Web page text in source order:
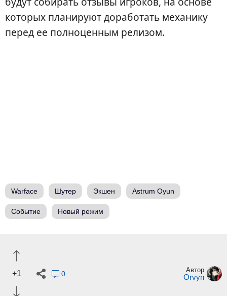
которых планируют доработать механику
перед ее полноценным релизом.
Warface Шутер Экшен Astrum Oyun
Событие Новый режим
+1 0 Автор
Orvyn